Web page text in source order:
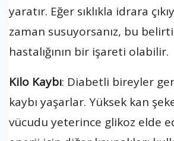
yaratır. Eğer sıklıkla idrara
zaman susuyorsanız, bu
hastalığının bir işareti olabilir.
Kilo Kaybı: Diabetli bireyler
kaybı yaşarlar. Yüksek kan
vücudu yeterince glikoz elde